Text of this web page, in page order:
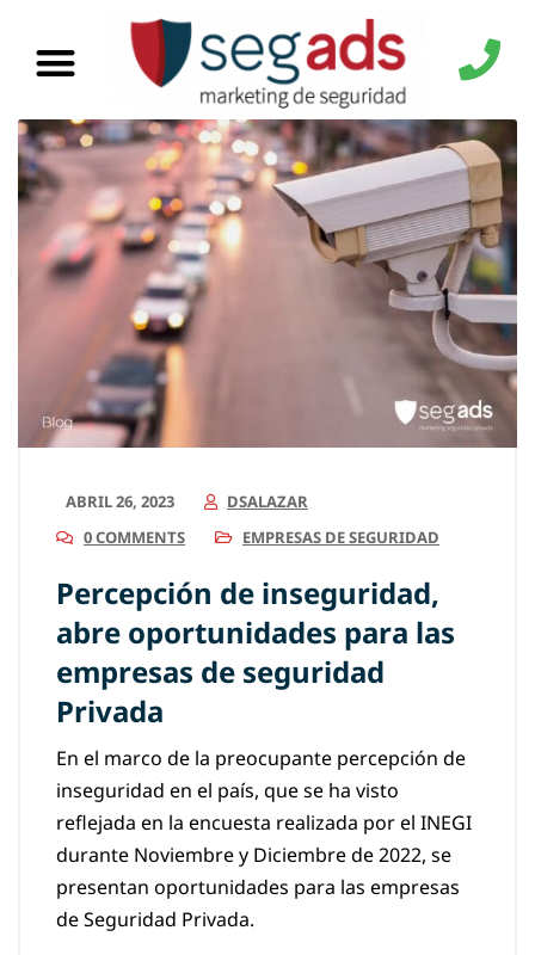
ABRIL 26, 2023
DSALAZAR
0 COMMENTS
EMPRESAS DE SEGURIDAD
Percepción de inseguridad,
abre oportunidades para las
empresas de seguridad
Privada
En el marco de la preocupante percepción de
inseguridad en el país, que se ha visto
reflejada en la encuesta realizada por el INEGI
durante Noviembre y Diciembre de 2022, se
presentan oportunidades para las empresas
de Seguridad Privada.